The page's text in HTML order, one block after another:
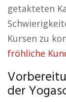
getakteten
Kursen zu
fröhliche
der